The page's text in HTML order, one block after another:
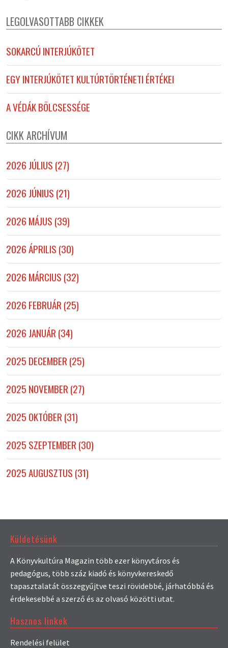
LEGOLVASOTTABB CIKKEK
SOKARCÚ INTERJÚKÖTET
EGY INTERJÚKÖTET KULTÚRTÖRTÉNETI ÉRTÉKEI
A VÉDÁK BÖLCSESSÉGE
CIKK ARCHÍVUM
2026 JÚLIUS (27)
2026 JÚNIUS (21)
2026 MÁJUS (39)
2026 ÁPRILIS (30)
2026 MÁRCIUS (32)
2026 FEBRUÁR (25)
2026 JANUÁR (34)
2025 DECEMBER (25)
2025 NOVEMBER (27)
2025 OKTÓBER (31)
2025 SZEPTEMBER (30)
2025 AUGUSZTUS (31)
Küldetésünk
A Könyvkultúra Magazin több ezer könyvtáros és
pedagógus, több száz kiadó és könyvkereskedő
tapasztalatát összegyűjtve teszi rövidebbé, járhatóbbá és
érdekesebbé a szerző és az olvasó közötti utat.
Hasznos linkek
Rendelési felület